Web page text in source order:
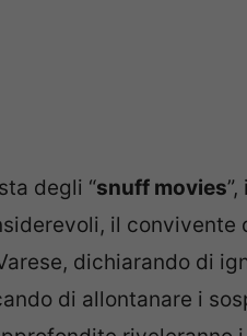
degli “snuff movies
il convivente
dichiarando di
di allontanare i